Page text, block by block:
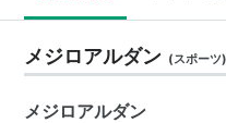
メジロアルダン (スポーツ)
メジロアルダン